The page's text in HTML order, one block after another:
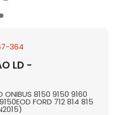
364
LD -
8150 9150 9160
FORD 712 814 815